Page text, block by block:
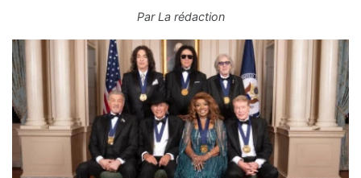
ParLa rédaction